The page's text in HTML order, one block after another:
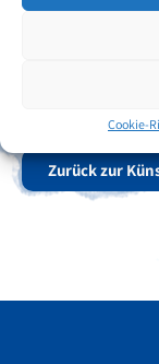
Cookie-
García Giraldo
Mundmaler Fabián
Zurück zur